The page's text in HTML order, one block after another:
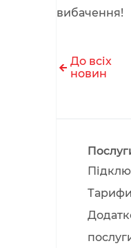
вибачення!
До всіх
новин